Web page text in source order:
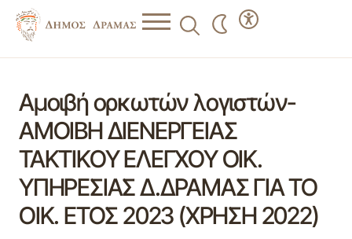
Αμοιβή ορκωτών λογιστών-
ΑΜΟΙΒΗ ΔΙΕΝΕΡΓΕΙΑΣ
ΤΑΚΤΙΚΟΥ ΕΛΕΓΧΟΥ ΟΙΚ.
ΥΠΗΡΕΣΙΑΣ Δ.ΔΡΑΜΑΣ ΓΙΑ ΤΟ
ΟΙΚ. ΕΤΟΣ 2023 (ΧΡΗΣΗ 2022)